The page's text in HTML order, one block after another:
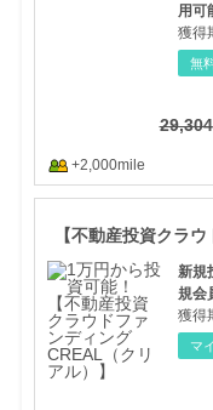
用可
獲得
無
29,304
+2,000mile
新規
規会
獲得
マ